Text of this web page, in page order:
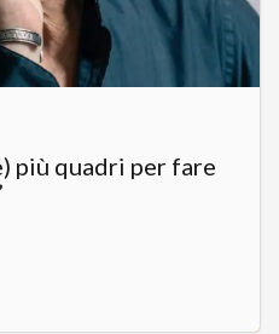
più quadri per fare